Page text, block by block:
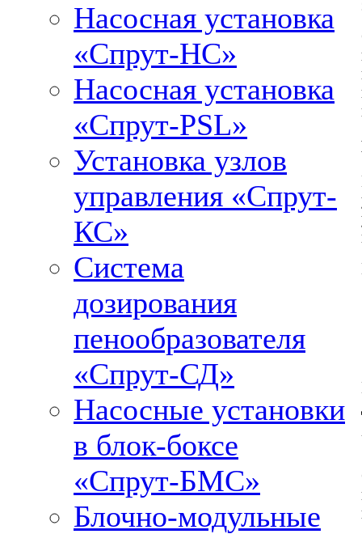
Насосная установка
«Спрут-НС»
Насосная установка
«Спрут-PSL»
Установка узлов
управления «Спрут-
КС»
Система
дозирования
пенообразователя
«Спрут-СД»
Насосные установки
в блок-боксе
«Спрут-БМС»
Блочно-модульные